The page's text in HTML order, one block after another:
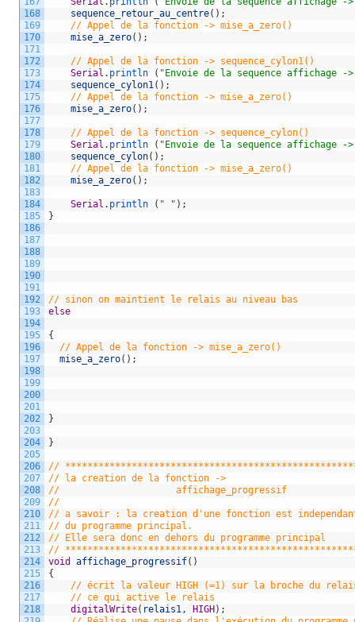
168
169
170
171
172
173
174
175
176
177
178
179
180
181
182
183
184
185
186
187
188
189
190
191
192
193
194
195
196
197
198
199
200
201
202
203
204
205
206
207
208
209
210
211
212
213
214
215
216
217
218
sequence_retour_au_centre( ) ;
// Appel de la fonction -> mise_a_zero()
mise_a_zero( ) ;
// Appel de la fonction -> sequence_cylon1()
Serial . println ( "Envoie de la sequence affichage ->
sequence_cylon1 ( ) ;
// Appel de la fonction -> mise_a_zero()
mise_a_zero( ) ;
// Appel de la fonction -> sequence_cylon()
Serial . println ( "Envoie de la sequence affichage ->
sequence_cylon( ) ;
// Appel de la fonction -> mise_a_zero()
mise_a_zero( ) ;
Serial . println ( " " ) ;
}
// sinon on maintient le relais au niveau bas
else
{
// Appel de la fonction -> mise_a_zero()
mise_a_zero( ) ;
}
}
//
// la creation de la fonction ->
//                     affichage_progressif
//
// a savoir : la creation d'une fonction est
// du programme principal.
// Elle sera donc en dehors du programme principal
//
void
affichage_progressif( )
{
// écrit la valeur HIGH (=1) sur la broche du
// ce qui active le relais
digitalWrite( relais1 , HIGH) ;